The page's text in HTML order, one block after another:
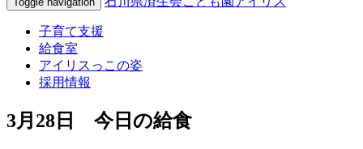
子育て支援
給食室
アイリスっこの姿
採用情報
3月28日 今日の給食